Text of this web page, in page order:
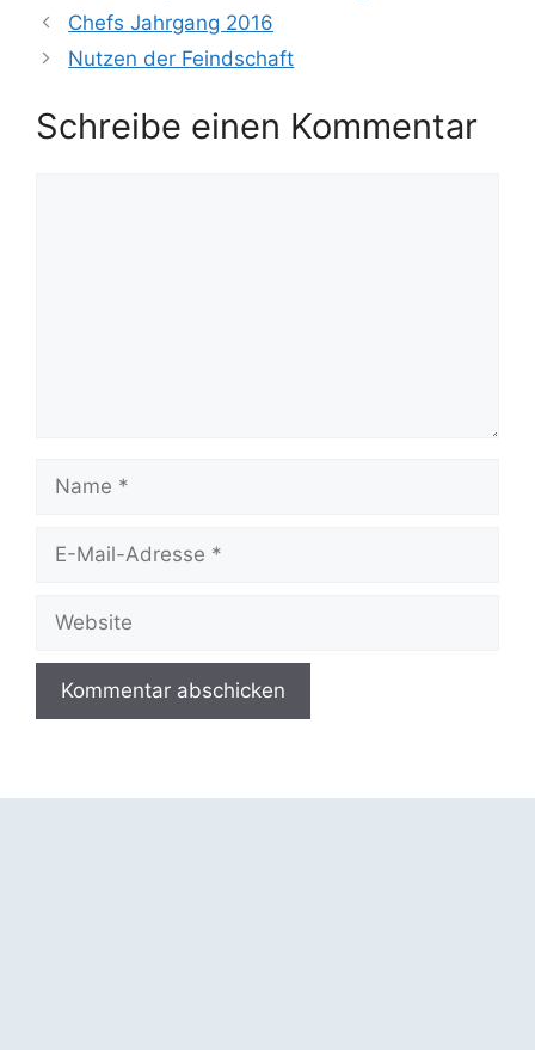
Chefs Jahrgang 2016
Nutzen der Feindschaft
Schreibe einen Kommentar
Name
Website